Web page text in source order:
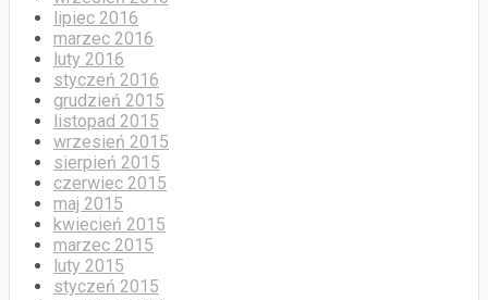
lipiec 2016
marzec 2016
luty 2016
styczeń 2016
grudzień 2015
listopad 2015
wrzesień 2015
sierpień 2015
czerwiec 2015
maj 2015
kwiecień 2015
marzec 2015
luty 2015
styczeń 2015